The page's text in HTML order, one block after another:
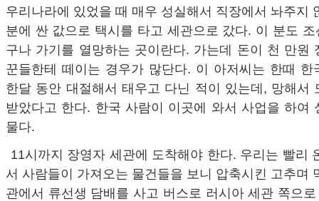
우리나라에 있었을 때 매우 성실해서 직장에서 놔주지
분에 싼 값으로 택시를 타고 세관으로 갔다. 이 분도
구나 가기를 열망하는 곳이란다. 가는데 돈이 천 만원
꾼들한테 떼이는 경우가 많단다. 이 아저씨는 한때 한
한달 동안 대절해서 태우고 다닌 적이 있는데, 망해서
받았다고 한다. 한국 사람이 이곳에 와서 사업을 하여
물다.
11시까지 장영자 세관에 도착해야 한다. 우리는 빨리
서 사람들이 가져오는 물건들을 보니 압축시킨 고추며
관에서 류선생 담배를 사고 버스로 러시아 세관 쪽으